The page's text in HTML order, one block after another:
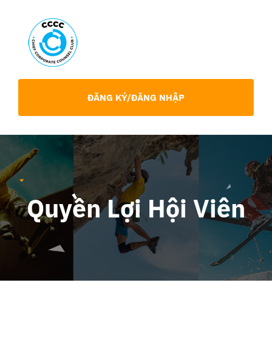
content
Sự Kiện
Chia Sẻ Chuyên Môn
Tin tức
ĐĂNG KÝ/ĐĂNG NHẬP
Quyền Lợi Hội Viên